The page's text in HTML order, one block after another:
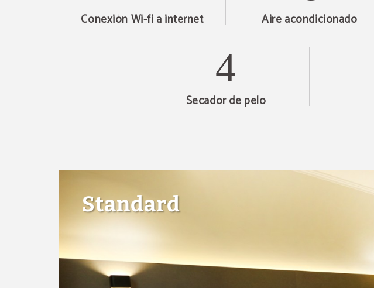
Conexión Wi-fi a internet Aire acondicionado
Secador de pelo
Standard